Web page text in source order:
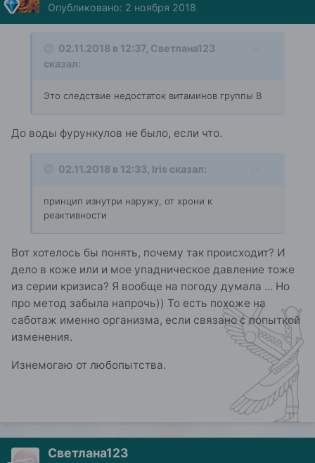
Опубликовано: 2 ноября 2018
02.11.2018 в 12:37, Светлана123
сказал:
Это следствие недостаток витаминов группы B
До воды фурункулов не было, если что.
02.11.2018 в 12:33, Iris сказал:
принцип изнутри наружу, от хрони к
реактивности
Вот хотелось бы понять, почему так происходит? И
дело в коже или и мое упадническое давление тоже
из серии кризиса? Я вообще на погоду думала ... Но
про метод забыла напрочь)) То есть похоже на
саботаж именно организма, если связано с попыткой
изменения.
Изнемогаю от любопытства.
Светлана123